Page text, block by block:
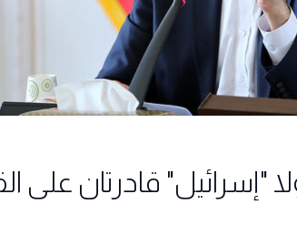
"إسرائيل" قادرتان على